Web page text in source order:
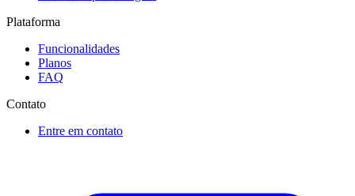
Plataforma
Funcionalidades
Planos
FAQ
Contato
Entre em contato